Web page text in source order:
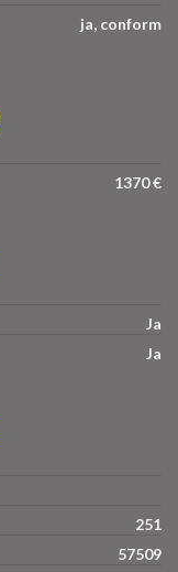
ja, conform
1370 €
Ja
Ja
251
57509